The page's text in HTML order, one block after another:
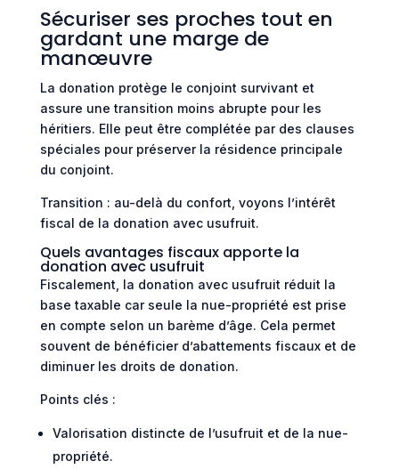
Sécuriser ses proches tout en
gardant une marge de
manœuvre
La donation protège le conjoint survivant et
assure une transition moins abrupte pour les
héritiers. Elle peut être complétée par des clauses
spéciales pour préserver la résidence principale
du conjoint.
Transition : au-delà du confort, voyons l’intérêt
fiscal de la donation avec usufruit.
Quels avantages fiscaux apporte la
donation avec usufruit
Fiscalement, la donation avec usufruit réduit la
base taxable car seule la nue-propriété est prise
en compte selon un barème d’âge. Cela permet
souvent de bénéficier d’abattements fiscaux et de
diminuer les droits de donation.
Points clés :
Valorisation distincte de l’usufruit et de la nue-
propriété.